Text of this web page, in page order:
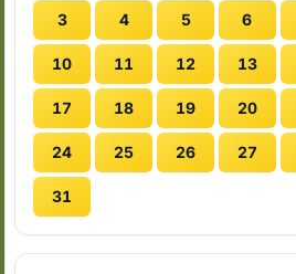
3 4 5 6
10 11 12 13
17 18 19 20
24 25 26 27
31